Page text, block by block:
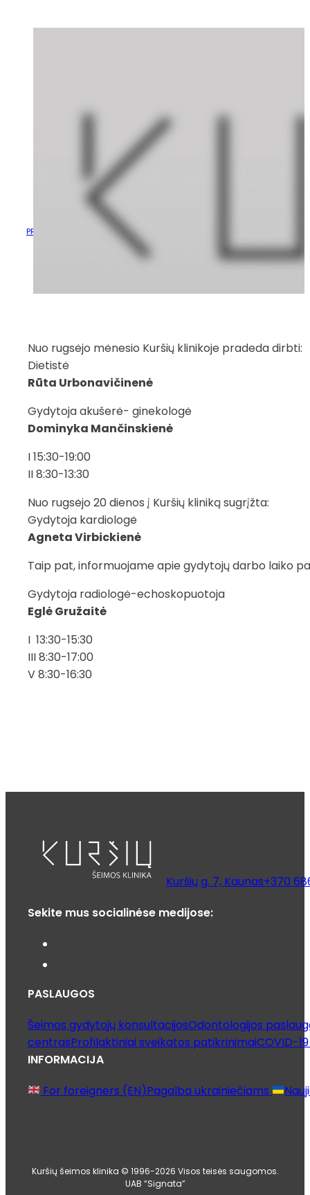
NAUJI GYDYTOJAI BEI
KEIČIASI GYDYTOJŲ
GRAFIKAI
PRADŽIA NAUJIENOS
BEI KEIČIASI GYDYTOJŲ GRAFIKAI
Nuo rugsėjo mėnesio Kuršių klinikoje pradeda dirbti:
Dietistė
Rūta Urbonavičinenė
Gydytoja akušerė- ginekologė
Dominyka Mančinskienė
I 15:30-19:00
II 8:30-13:30
Nuo rugsėjo 20 dienos į Kuršių kliniką sugrįžta:
Gydytoja kardiologė
Agneta Virbickienė
Taip pat, informuojame apie gydytojų darbo laiko
Gydytoja radiologė-echoskopuotoja
Eglė Gružaitė
I 13:30-15:30
III 8:30-17:00
V 8:30-16:30
Kuršių g. 7, Kaunas+370
Sekite mus socialinėse medijose:
PASLAUGOS
Šeimos gydytojų konsultacijosOdontologijos
centrasProfilaktiniai sveikatos patikrinimaiCOVID-
INFORMACIJA
For foreigners (EN)Pagalba ukrainiečiams
Kuršių šeimos klinika © 1996-2026 Visos teisės saugomos.
UAB “Signata”